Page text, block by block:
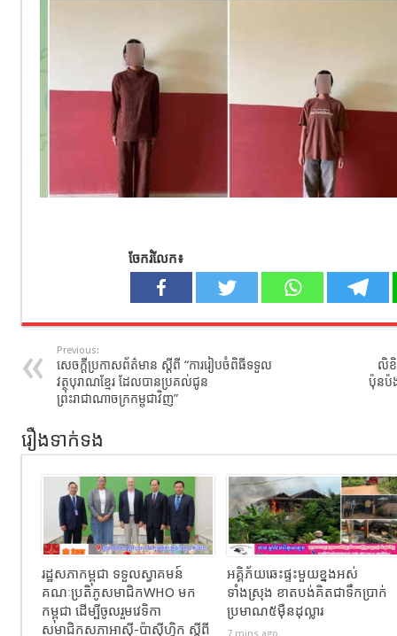
ចែករំលែក៖
Previous:
សេចក្តីប្រកាសព័ត៌មាន ស្តីពី “ការរៀបចំពិធីទទួល
វត្ថុបុរាណខ្មែរ ដែលបានប្រគល់ជូន
ព្រះរាជាណាចក្រកម្ពុជាវិញ”
លិខិ
ប៉ុនប៉ង
រឿងទាក់ទង
រដ្ឋសភាកម្ពុជា ទទួលស្វាគមន៍
គណៈប្រតិភូសមាជិកWHO មក
កម្ពុជា ដើម្បីចូលរួមវេទិកា
សមាជិកសភាអាស៊ី-ប៉ាស៊ីហ្វិក ស្តីពី
អគ្គិភ័យឆេះផ្ទះមួយខ្នងអស់
ទាំងស្រុង ខាតបង់គិតជាទឹកប្រាក់
ប្រមាណ៥ម៉ឺនដុល្លារ
7 mins ago